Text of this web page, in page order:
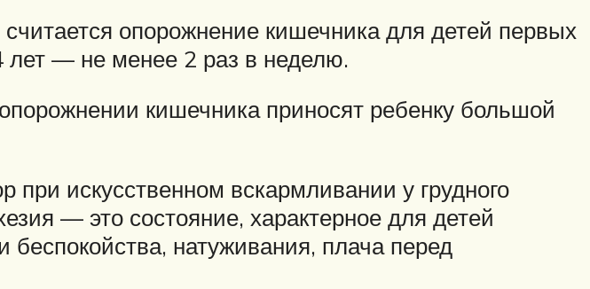
опорожнение кишечника для детей первых
лет — не менее 2 раз в неделю.
кишечника приносят ребенку большой
искусственном вскармливании у грудного
— это состояние, характерное для детей
натуживания, плача перед